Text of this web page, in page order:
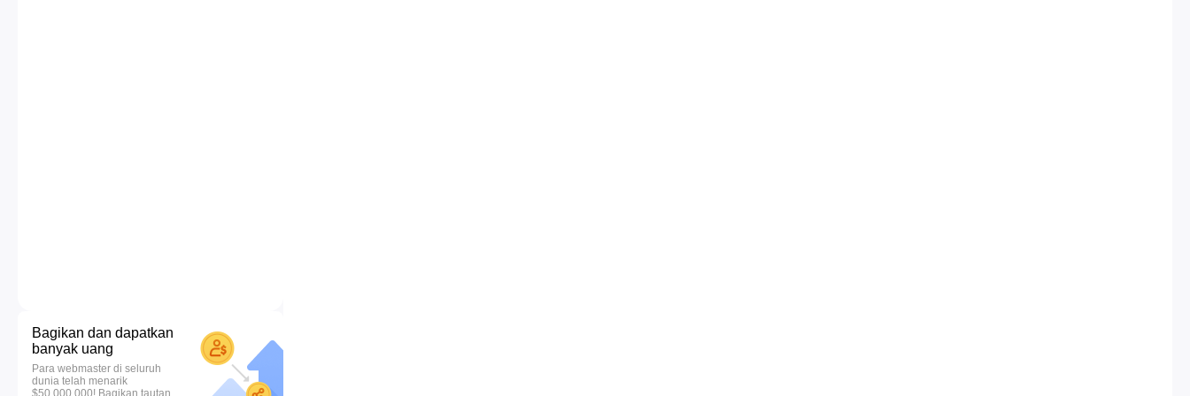
Bagikan dan dapatkan
banyak uang
Para webmaster di seluruh
dunia telah menarik
$50.000.000! Bagikan tautan